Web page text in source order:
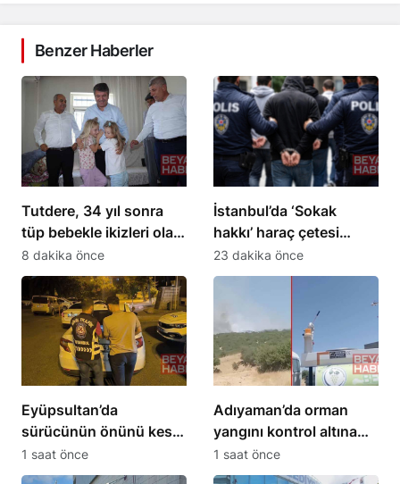
Benzer Haberler
Tutdere, 34 yıl sonra
tüp bebekle ikizleri olan
aileyi ziyaret etti
8 dakika önce
İstanbul’da ‘Sokak
hakkı’ haraç çetesi
operasyonu: 24
tutuklama
23 dakika önce
Eyüpsultan’da
sürücünün önünü kesip
tehdit eden saldırgana
180 bin lira ceza
1 saat önce
Adıyaman’da orman
yangını kontrol altına
alındı
1 saat önce